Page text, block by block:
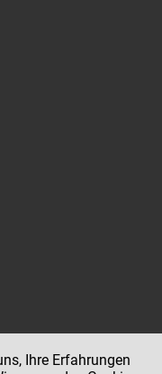
Ihre Erfahrungen